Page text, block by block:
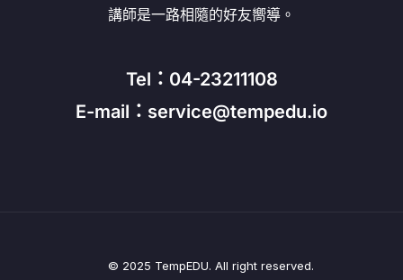
講師是一路相隨的好友嚮導。
Tel：04-23211108
E-mail：service@tempedu.io
© 2025 TempEDU. All right reserved.